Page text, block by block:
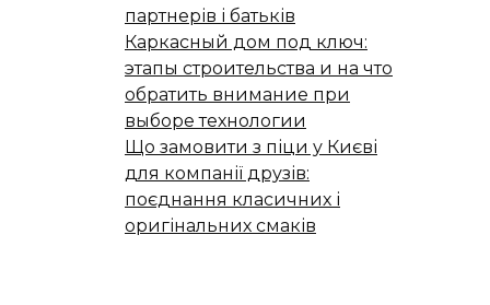
партнерів і батьків
Каркасный дом под ключ:
этапы строительства и на что
обратить внимание при
выборе технологии
Що замовити з піци у Києві
для компанії друзів:
поєднання класичних і
оригінальних смаків